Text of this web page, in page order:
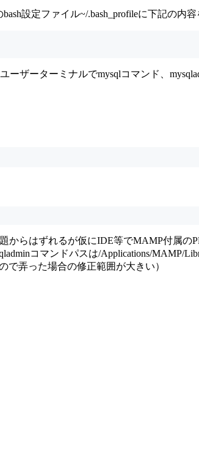
設定ファイル~/.bash_profileに下記の内容
ザーターミナルでmysqlコマンド、
らはずれるが仮にIDE等でMAMP付属の
コマンドパスは/Applications/MAMP/
弄った場合の修正範囲が大きい）